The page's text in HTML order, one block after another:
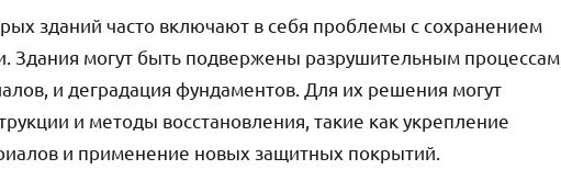
зданий часто включают в себя проблемы с сохранением
Здания могут быть подвержены разрушительным процессам,
и деградация фундаментов. Для их решения могут
и методы восстановления, такие как укрепление
и применение новых защитных покрытий.